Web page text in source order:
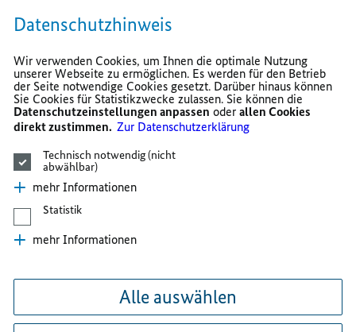
Datenschutzhinweis
Wir verwenden Cookies, um Ihnen die optimale Nutzung
unserer Webseite zu ermöglichen. Es werden für den Betrieb
der Seite notwendige Cookies gesetzt. Darüber hinaus können
Sie Cookies für Statistikzwecke zulassen. Sie können die
Datenschutzeinstellungen anpassen oderallen Cookies
direkt zustimmen.Zur Datenschutzerklärung
Technisch notwendig (nicht
abwählbar)
mehr Informationen
Statistik
mehr Informationen
Alle auswählen